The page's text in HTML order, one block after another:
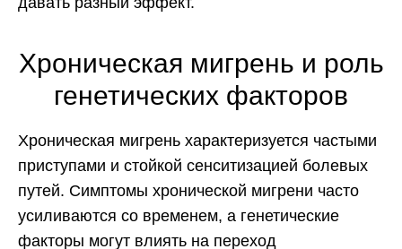
Хроническая мигрень и роль
генетических факторов
Хроническая мигрень характеризуется частыми
приступами и стойкой сенситизацией болевых
путей. Симптомы хронической мигрени часто
усиливаются со временем, а генетические
факторы могут влиять на переход